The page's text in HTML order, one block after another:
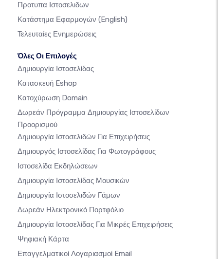
Προτυπα Ιστοσελιδων
Κατάστημα Εφαρμογών (English)
Τελευταίες Ενημερώσεις
Όλες Οι Επιλογές
Δημιουργία Ιστοσελίδας
Κατασκευή Eshop
Κατοχύρωση Domain
Δωρεάν Πρόγραμμα Δημιουργίας Ιστοσελίδων
Προορισμού
Δημιουργία Ιστοσελιδών Για Επιχειρήσεις
Δημιουργός Ιστοσελίδας Για Φωτογράφους
Ιστοσελίδα Εκδηλώσεων
Δημιουργία Ιστοσελίδας Μουσικών
Δημιουργία Ιστοσελιδών Γάμων
Δωρεάν Ηλεκτρονικό Πορτφόλιο
Δημιουργία Ιστοσελίδας Για Μικρές Επιχειρήσεις
Ψηφιακή Κάρτα
Επαγγελματικοί Λογαριασμοί Email